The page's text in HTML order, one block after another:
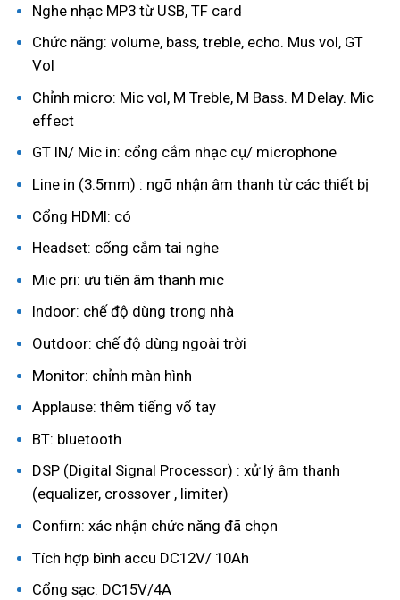
Nghe nhạc MP3 từ USB, TF card
Chức năng: volume, bass, treble, echo. Mus vol, GT
Vol
Chỉnh micro: Mic vol, M Treble, M Bass. M Delay. Mic
effect
GT IN/ Mic in: cổng cắm nhạc cụ/ microphone
Line in (3.5mm) : ngõ nhận âm thanh từ các thiết bị
Cổng HDMI: có
Headset: cổng cắm tai nghe
Mic pri: ưu tiên âm thanh mic
Indoor: chế độ dùng trong nhà
Outdoor: chế độ dùng ngoài trời
Monitor: chỉnh màn hình
Applause: thêm tiếng vổ tay
BT: bluetooth
DSP (Digital Signal Processor) : xử lý âm thanh
(equalizer, crossover , limiter)
Confirn: xác nhận chức năng đã chọn
Tích hợp bình accu DC12V/ 10Ah
Cổng sạc: DC15V/4A